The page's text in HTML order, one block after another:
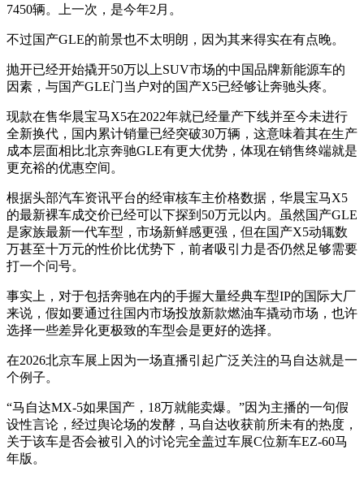
7450辆。上一次，是今年2月。
不过国产GLE的前景也不太明朗，因为其来得实在有点晚。
抛开已经开始撬开50万以上SUV市场的中国品牌新能源车的
因素，与国产GLE门当户对的国产X5已经够让奔驰头疼。
现款在售华晨宝马X5在2022年就已经量产下线并至今未进行
全新换代，国内累计销量已经突破30万辆，这意味着其在生产
成本层面相比北京奔驰GLE有更大优势，体现在销售终端就是
更充裕的优惠空间。
根据头部汽车资讯平台的经审核车主价格数据，华晨宝马X5
的最新裸车成交价已经可以下探到50万元以内。虽然国产GLE
是家族最新一代车型，市场新鲜感更强，但在国产X5动辄数
万甚至十万元的性价比优势下，前者吸引力是否仍然足够需要
打一个问号。
事实上，对于包括奔驰在内的手握大量经典车型IP的国际大厂
来说，假如要通过往国内市场投放新款燃油车撬动市场，也许
选择一些差异化更极致的车型会是更好的选择。
在2026北京车展上因为一场直播引起广泛关注的马自达就是一
个例子。
“马自达MX-5如果国产，18万就能卖爆。”因为主播的一句假
设性言论，经过舆论场的发酵，马自达收获前所未有的热度，
关于该车是否会被引入的讨论完全盖过车展C位新车EZ-60马
年版。